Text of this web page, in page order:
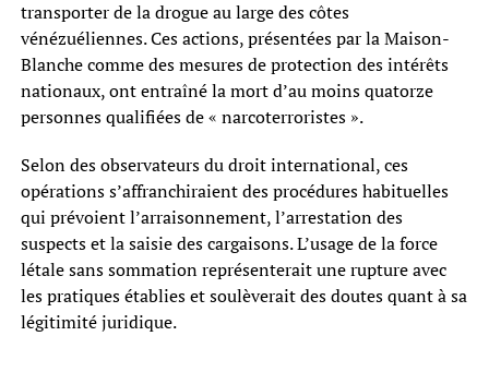
transporter de la drogue au large des côtes
vénézuéliennes. Ces actions, présentées par la Maison-
Blanche comme des mesures de protection des intérêts
nationaux, ont entraîné la mort d’au moins quatorze
personnes qualifiées de « narcoterroristes ».
Selon des observateurs du droit international, ces
opérations s’affranchiraient des procédures habituelles
qui prévoient l’arraisonnement, l’arrestation des
suspects et la saisie des cargaisons. L’usage de la force
létale sans sommation représenterait une rupture avec
les pratiques établies et soulèverait des doutes quant à sa
légitimité juridique.